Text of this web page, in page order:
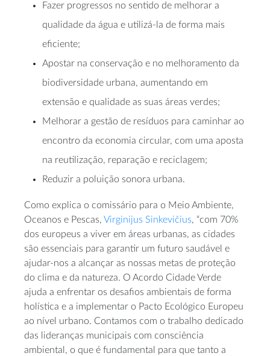
Fazer progressos no sentido de melhorar a
qualidade da água e utilizá-la de forma mais
eficiente;
Apostar na conservação e no melhoramento da
biodiversidade urbana, aumentando em
extensão e qualidade as suas áreas verdes;
Melhorar a gestão de resíduos para caminhar ao
encontro da economia circular, com uma aposta
na reutilização, reparação e reciclagem;
Reduzir a poluição sonora urbana.
Como explica o comissário para o Meio Ambiente,
Oceanos e Pescas, Virginijus Sinkevičius, “com 70%
dos europeus a viver em áreas urbanas, as cidades
são essenciais para garantir um futuro saudável e
ajudar-nos a alcançar as nossas metas de proteção
do clima e da natureza. O Acordo Cidade Verde
ajuda a enfrentar os desafios ambientais de forma
holística e a implementar o Pacto Ecológico Europeu
ao nível urbano. Contamos com o trabalho dedicado
das lideranças municipais com consciência
ambiental, o que é fundamental para que tanto a